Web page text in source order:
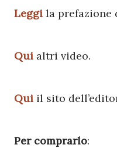
Leggi la prefazione
Qui altri video.
Qui il sito
Per comprarlo: